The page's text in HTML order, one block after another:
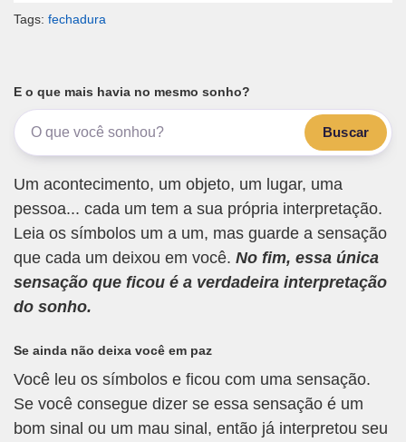
Tags: fechadura
E o que mais havia no mesmo sonho?
Buscar
Um acontecimento, um objeto, um lugar, uma
pessoa... cada um tem a sua própria interpretação.
Leia os símbolos um a um, mas guarde a sensação
que cada um deixou em você. No fim, essa única
sensação que ficou é a verdadeira interpretação
do sonho.
Se ainda não deixa você em paz
Você leu os símbolos e ficou com uma sensação.
Se você consegue dizer se essa sensação é um
bom sinal ou um mau sinal, então já interpretou seu